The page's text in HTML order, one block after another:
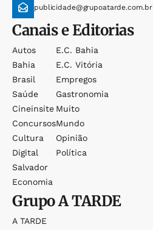
publicidade@grupoatarde.com.br
Canais e Editorias
Autos
Bahia
Brasil
Saúde
Cineinsite
Concursos
Cultura
Digital
Salvador
Economia
E.c. Bahia
E.c. Vitória
Empregos
Gastronomia
Muito
Mundo
Opinião
Política
GrupoA TARDE
A TARDE